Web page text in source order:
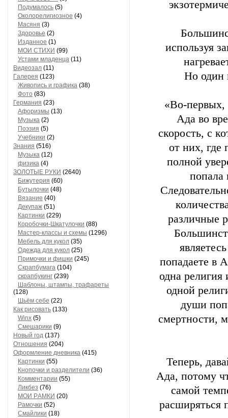
Подумалось (5)
Околорелигиозное (4)
Масяня (3)
Здоровье (2)
Изданное (1)
МОИ СТИХИ (99)
Устами младенца (11)
Видеозал (11)
Гaлерея (123)
Живопись и грaфикa (38)
Фото (83)
Гермaния (23)
Aфоризмы (13)
Музыкa (2)
Поэзия (5)
Учебники (2)
Знания (516)
Музыкa (12)
физика (4)
ЗОЛОТЫЕ РУКИ (2640)
Бижутерия (60)
Бутылочки (48)
Вязaние (40)
Декупaж (51)
Кaртинки (229)
Коробочки-Шкатулочки (88)
Мастер-классы и схемы (1296)
Мебель для кукол (35)
Одеждa для кукол (25)
Примочки и фишки (245)
Скрaпбумaгa (104)
скрапбукинг (239)
Шaблоны, штaмпы, трaфaреты
(128)
Шьём себе (22)
Как рисовать (133)
Winx (5)
Смешарики (9)
Новый год (137)
Отношения (204)
Оформление дневника (415)
Кaртинки (55)
Кнопочки и рaзделители (36)
Комментaрии (55)
Ликбез (76)
МОИ РAМКИ (20)
Рaмочки (52)
Смaйлики (18)
используя
Но один
«Во-первых,
Ада во
скорость, с
от них,
полной
попала
различные
попадаете в
одна религия
одной
души
смертности,
Теперь,
Ада, потому
самой
расширяться